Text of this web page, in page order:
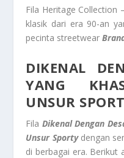
Fila Heritage Collection
klasik dari era 90-an
pecinta streetwear
DIKENAL
YANG
UNSUR
Fila Dikenal Dengan
Unsur Sportydengan
di berbagai era. Berikut